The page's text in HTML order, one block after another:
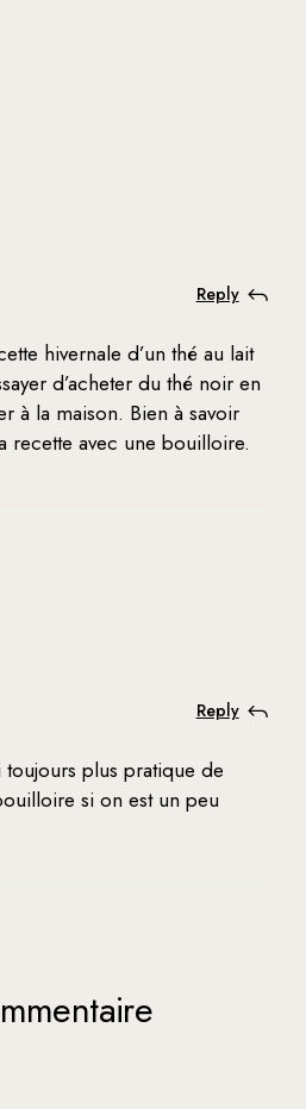
hivernale d’un thé au lait
d’acheter du thé noir en
à la maison. Bien à savoir
recette avec une bouilloire.
Reply
toujours plus pratique de
si on est un peu
Reply